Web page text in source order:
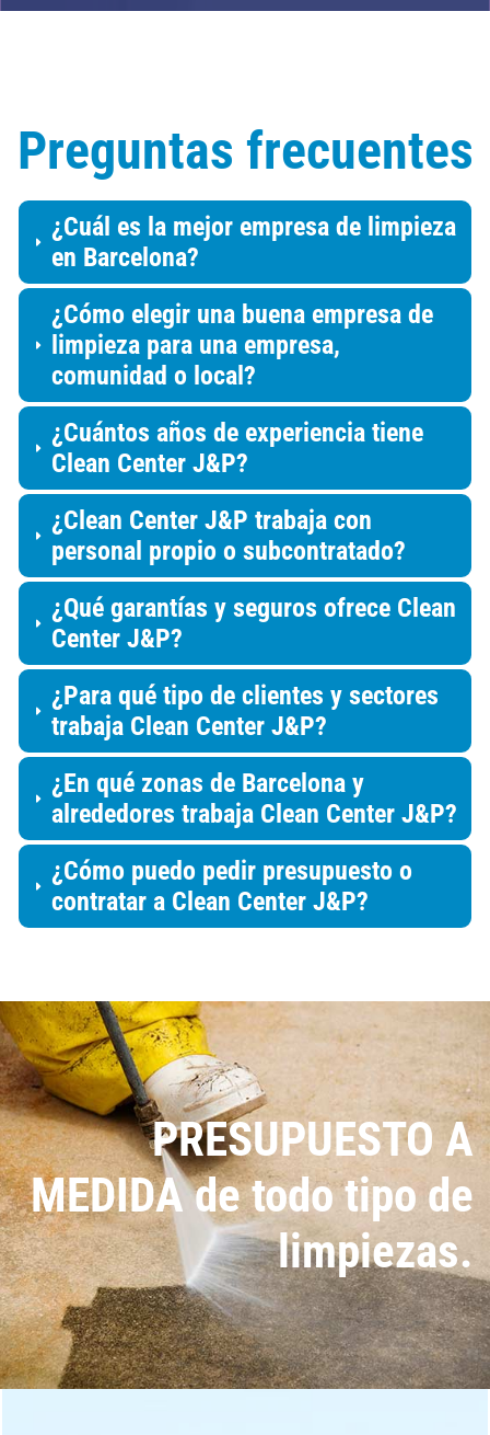
Preguntas frecuentes
¿Cuál es la mejor empresa de limpieza
en Barcelona?
¿Cómo elegir una buena empresa de
limpieza para una empresa,
comunidad o local?
¿Cuántos años de experiencia tiene
Clean Center J&P?
¿Clean Center J&P trabaja con
personal propio o subcontratado?
¿Qué garantías y seguros ofrece Clean
Center J&P?
¿Para qué tipo de clientes y sectores
trabaja Clean Center J&P?
¿En qué zonas de Barcelona y
alrededores trabaja Clean Center J&P?
¿Cómo puedo pedir presupuesto o
contratar a Clean Center J&P?
PRESUPUESTO A
MEDIDA de todo tipo de
limpiezas.